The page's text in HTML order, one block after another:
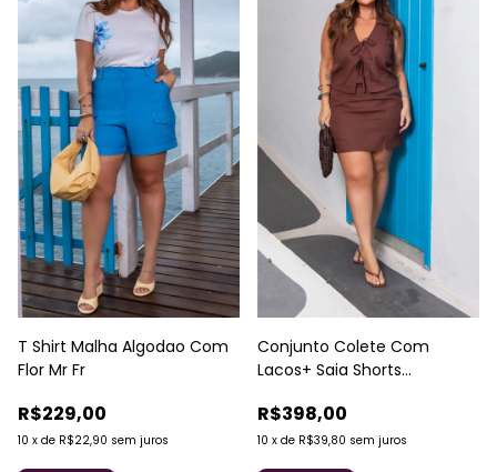
T Shirt Malha Algodao Com
Flor Mr Fr
R$229,00
10 x de R$22,90 sem juros
Conjunto Colete Com
Lacos+ Saia Shorts
R$398,00
10 x de R$39,80 sem juros